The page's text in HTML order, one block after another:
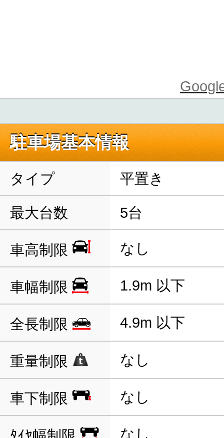
駐車場基本情報
タイプ 平置き
最大台数 5台
車高制限 なし
車幅制限 1.9m 以下
全長制限 4.9m 以下
重量制限 なし
車下制限 なし
なし